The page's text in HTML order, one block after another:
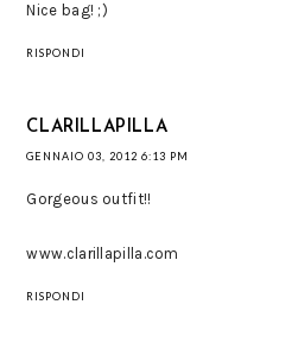
Nice bag! ;)
RISPONDI
CLARILLAPILLA
GENNAIO 03, 2012 6:13 PM
Gorgeous outfit!!
www.clarillapilla.com
RISPONDI